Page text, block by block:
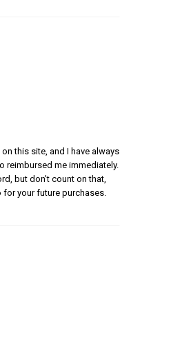
this site, and I have always
reimbursed me immediately.
but don't count on that,
your future purchases.